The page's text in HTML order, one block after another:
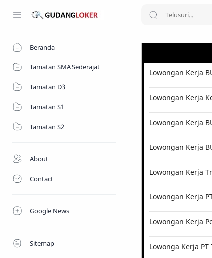
Beranda
Tamatan SMA Sederajat
Tamatan D3
Tamatan S1
Tamatan S2
About
Contact
Google News
Sitemap
Lowongan Kerja
Lowongan Kerja
Lowongan Kerja
Lowongan Kerja
Lowongan Kerja
Lowongan Kerja
Lowongan Kerja
Lowonga Kerja